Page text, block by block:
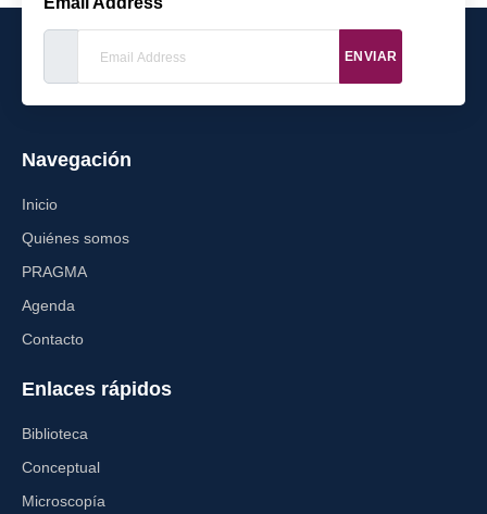
ENVIAR
Navegación
Inicio
Quiénes somos
PRAGMA
Agenda
Contacto
Enlaces rápidos
Biblioteca
Conceptual
Microscopía